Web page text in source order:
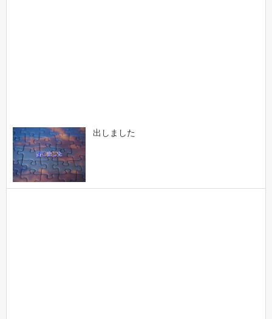
出しました